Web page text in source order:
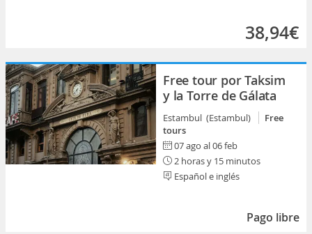
38,94€
Free tour por Taksim
y la Torre de Gálata
Estambul (Estambul)
Free
tours
07 ago al 06 feb
2 horas y 15 minutos
Español e inglés
Pago libre